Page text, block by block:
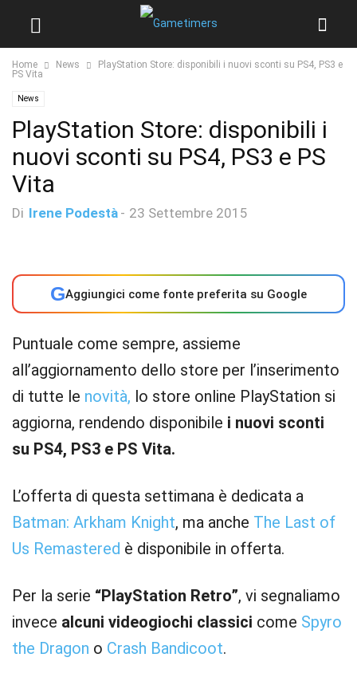
Home News
PlayStation Store: disponibili i nuovi sconti su PS4, PS3 e
PS Vita
News
PlayStation Store: disponibili i
nuovi sconti su PS4, PS3 e PS
Vita
Di Irene Podestà - 23 Settembre 2015
GAggiungici come fonte preferita su Google
Puntuale come sempre, assieme
all’aggiornamento dello store per l’inserimento
di tutte le novità, lo store online PlayStation si
aggiorna, rendendo disponibile i nuovi sconti
su PS4, PS3 e PS Vita.
L’offerta di questa settimana è dedicata a
Batman: Arkham Knight, ma anche The Last of
Us Remastered è disponibile in offerta.
Per la serie “PlayStation Retro”, vi segnaliamo
invece alcuni videogiochi classici come Spyro
the Dragon o Crash Bandicoot.